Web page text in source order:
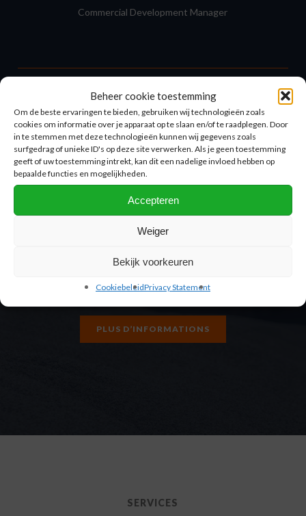
Beheer cookie toestemming
Om de beste ervaringen te bieden, gebruiken wij technologieën zoals
cookies om informatie over je apparaat op te slaan en/of te raadplegen. Door
in te stemmen met deze technologieën kunnen wij gegevens zoals
surfgedrag of unieke ID's op deze site verwerken. Als je geen toestemming
geeft of uw toestemming intrekt, kan dit een nadelige invloed hebben op
bepaalde functies en mogelijkheden.
Accepteren
Weiger
Bekijk voorkeuren
CookiebeleidPrivacy Statement
Commercial Development Manager
robert.van.vliet@nprc.nl
COMMENT PROCÉDERIONS-NOUS SI
ENTREPRISE ?
PLUS D’INFORMATIONS
SERVICES